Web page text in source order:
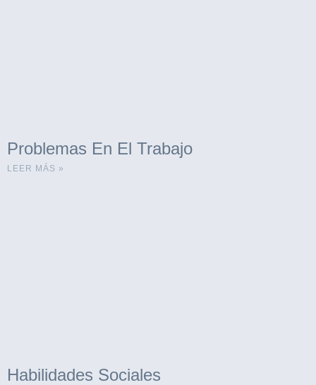
Problemas En El Trabajo
LEER MÁS »
Habilidades Sociales